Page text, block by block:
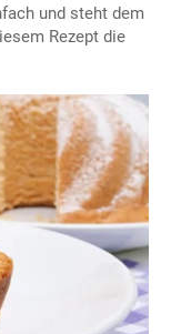
und steht dem
Rezept die